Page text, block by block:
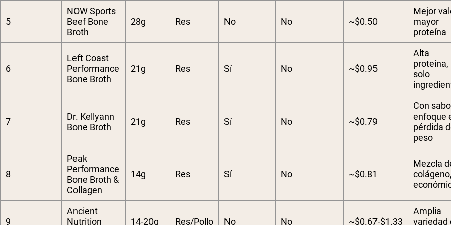
5
NOW Sports
Beef Bone
Broth
28g Res No No ~$0.50
Mejor
mayor
proteína
6
Left Coast
Performance
Bone Broth
21g Res Sí No ~$0.95
Alta
proteína,
solo
7
Dr. Kellyann
Bone Broth
21g Res Sí No ~$0.79
Con
enfoque
pérdida
peso
8
Peak
Performance
Bone Broth &
Collagen
14g Res Sí No ~$0.81
Mezcla
colágeno,
9
Ancient
Nutrition
14-20g Res/Pollo No No ~$0.67-$1.33
Amplia
variedad